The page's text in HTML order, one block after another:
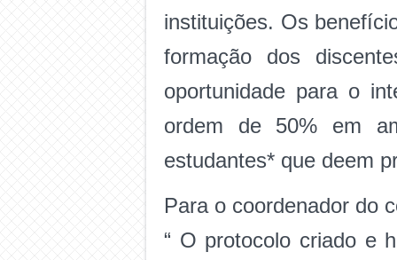
instituições. Os
formação dos
oportunidade para o
ordem de 50% em
estudantes* que deem
Para o coordenador do
“ O protocolo criado e